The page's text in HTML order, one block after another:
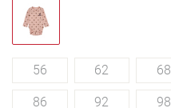
56 62 68
86 92 98